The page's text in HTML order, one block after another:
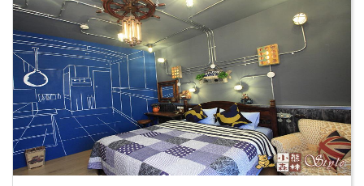
顧
客
滿
度
訂